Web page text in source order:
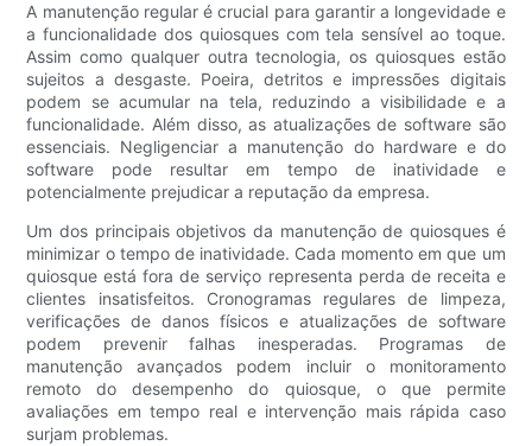
A manutenção regular é crucial para garantir a longevidade e
a funcionalidade dos quiosques com tela sensível ao toque.
Assim como qualquer outra tecnologia, os quiosques estão
sujeitos a desgaste. Poeira, detritos e impressões digitais
podem se acumular na tela, reduzindo a visibilidade e a
funcionalidade. Além disso, as atualizações de software são
essenciais. Negligenciar a manutenção do hardware e do
software pode resultar em tempo de inatividade e
potencialmente prejudicar a reputação da empresa.
Um dos principais objetivos da manutenção de quiosques é
minimizar o tempo de inatividade. Cada momento em que um
quiosque está fora de serviço representa perda de receita e
clientes insatisfeitos. Cronogramas regulares de limpeza,
verificações de danos físicos e atualizações de software
podem prevenir falhas inesperadas. Programas de
manutenção avançados podem incluir o monitoramento
remoto do desempenho do quiosque, o que permite
avaliações em tempo real e intervenção mais rápida caso
surjam problemas.